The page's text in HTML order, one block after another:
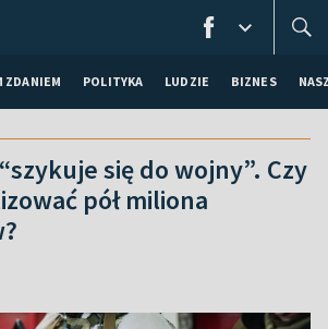
ZDANIEM POLITYKA LUDZIE BIZNES
się do wojny”. Czy
pół miliona